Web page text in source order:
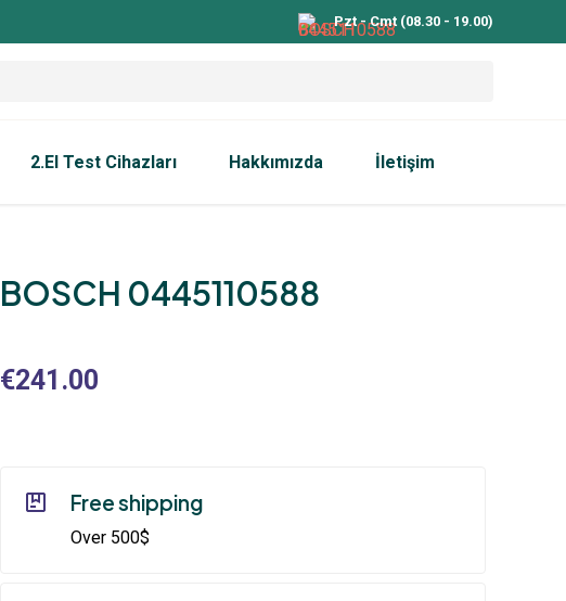
Pzt - Cmt (08.30 - 19.00)
2.El Test Cihazları Hakkımızda İletişim
BOSCH 0445110588
€241.00
Free shipping
Over 500$